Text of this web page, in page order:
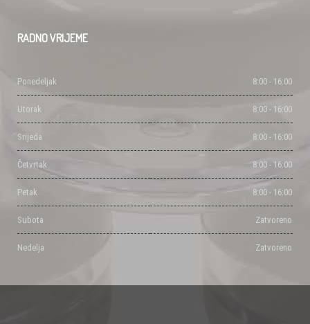
RADNOVRIJEME
Ponedeljak 8:00 - 16:00
Utorak 8:00 - 16:00
Srijeda 8:00 - 16:00
Četvrtak 8:00 - 16:00
Petak 8:00 - 16:00
Subota Zatvoreno
Nedelja Zatvoreno